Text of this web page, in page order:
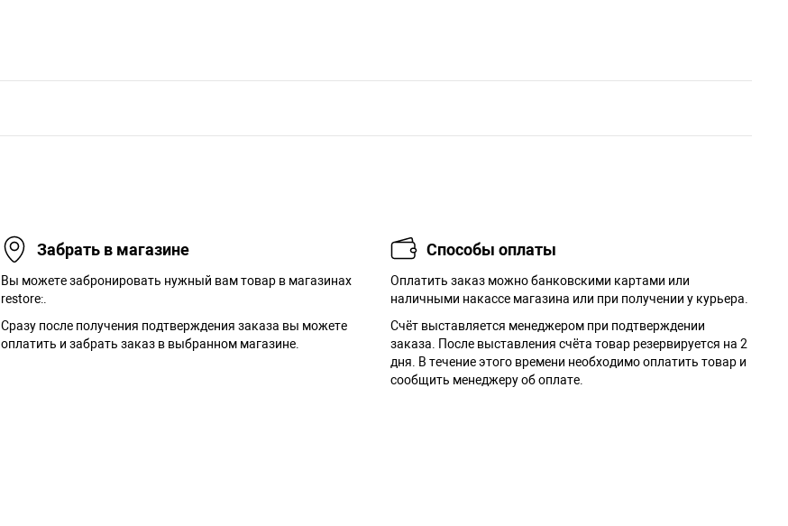
Забрать в магазине
Вы можете забронировать нужный вам товар в магазинах
restore:.
Сразу после получения подтверждения заказа вы можете
оплатить и забрать заказ в выбранном магазине.
Способы оплаты
Оплатить заказ можно банковскими картами или
наличными накассе магазина или при получении у курьера.
Cчёт выставляется менеджером при подтверждении
заказа. После выставления счёта товар резервируется на 2
дня. В течение этого времени необходимо оплатить товар и
сообщить менеджеру об оплате.